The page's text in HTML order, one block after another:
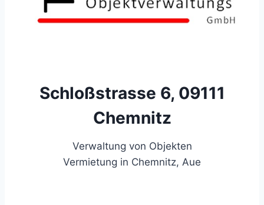
Schloßstrasse 6, 09111
Chemnitz
Verwaltung von Objekten
Vermietung in Chemnitz, Aue